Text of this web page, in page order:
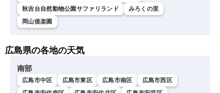
秋吉台自然動物公園サファリランド
みろくの里
岡山後楽園
広島県の各地の天気
南部
広島市中区 広島市東区 広島市南区
広島市西区